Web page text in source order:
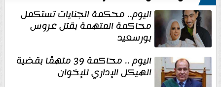
اليوم.. محكمة الجنايات تستكمل
محاكمة المتهمة بقتل عروس
بورسعيد
اليوم .. محاكمة 39 متهمًا بقضية
الهيكل الإداري للإخوان